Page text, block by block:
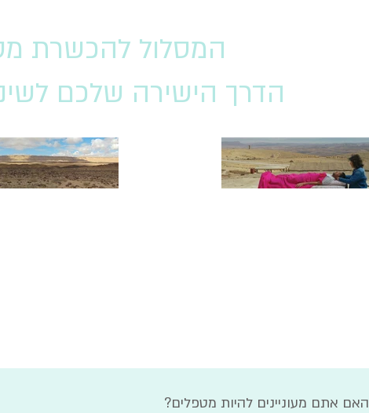
המסלול להכשרת
הדרך הישירה שלכם
האם אתם מעוניינים להיות מטפלים?